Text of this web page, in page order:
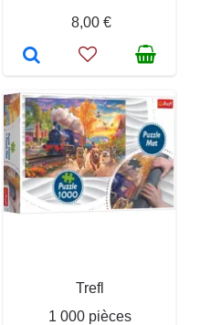
8,00 €
Trefl
1 000 pièces